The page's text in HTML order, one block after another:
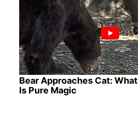
Bear Approaches Cat:
Is Pure Magic